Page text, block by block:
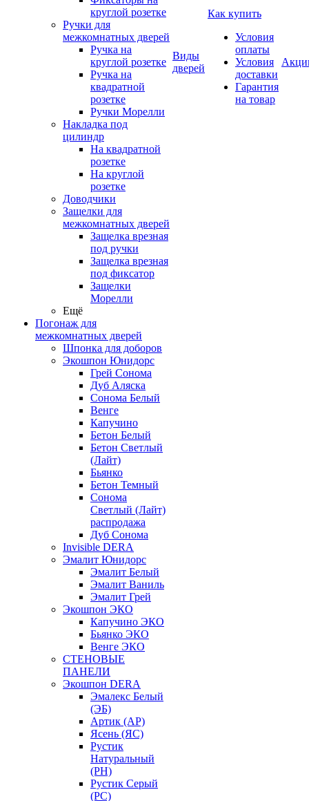
круглой розетке
Ручки для
межкомнатных дверей
Ручка на
круглой розетке
Ручка на
квадратной
розетке
Ручки Морелли
Накладка под
цилиндр
На квадратной
розетке
На круглой
розетке
Доводчики
Защелки для
межкомнатных дверей
Защелка врезная
под ручки
Защелка врезная
под фиксатор
Защелки
Морелли
Ещё
Погонаж для
межкомнатных дверей
Шпонка для доборов
Экошпон Юнидорс
Грей Сонома
Дуб Аляска
Сонома Белый
Венге
Капучино
Бетон Белый
Бетон Светлый
(Лайт)
Бьянко
Бетон Темный
Сонома
Светлый (Лайт)
распродажа
Дуб Сонома
Invisible DERA
Эмалит Юнидорс
Эмалит Белый
Эмалит Ваниль
Эмалит Грей
Экошпон ЭКО
Капучино ЭКО
Бьянко ЭКО
Венге ЭКО
СТЕНОВЫЕ
ПАНЕЛИ
Экошпон DERA
Эмалекс Белый
(ЭБ)
Артик (АР)
Ясень (ЯС)
Рустик
Натуральный
(РН)
Рустик Серый
(РС)
Виды
дверей
Как купить
Условия
оплаты
Условия
доставки
Гарантия
на товар